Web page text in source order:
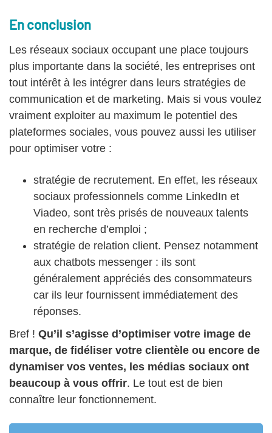
En conclusion
Les réseaux sociaux occupant une place toujours
plus importante dans la société, les entreprises ont
tout intérêt à les intégrer dans leurs stratégies de
communication et de marketing. Mais si vous voulez
vraiment exploiter au maximum le potentiel des
plateformes sociales, vous pouvez aussi les utiliser
pour optimiser votre :
stratégie de recrutement. En effet, les réseaux
sociaux professionnels comme LinkedIn et
Viadeo, sont très prisés de nouveaux talents
en recherche d’emploi ;
stratégie de relation client. Pensez notamment
aux chatbots messenger : ils sont
généralement appréciés des consommateurs
car ils leur fournissent immédiatement des
réponses.
Bref ! Qu’il s’agisse d’optimiser votre image de
marque, de fidéliser votre clientèle ou encore de
dynamiser vos ventes, les médias sociaux ont
beaucoup à vous offrir. Le tout est de bien
connaître leur fonctionnement.